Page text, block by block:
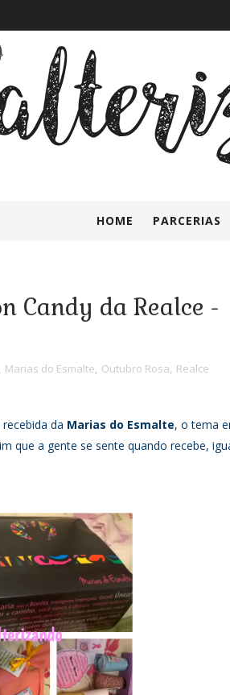
HOME PARCERIAS
Candy da Realce -
Marias do Esmalte, Outubro Rosa, Realce
da Marias do Esmalte, o tema
que a gente se sente quando recebe,